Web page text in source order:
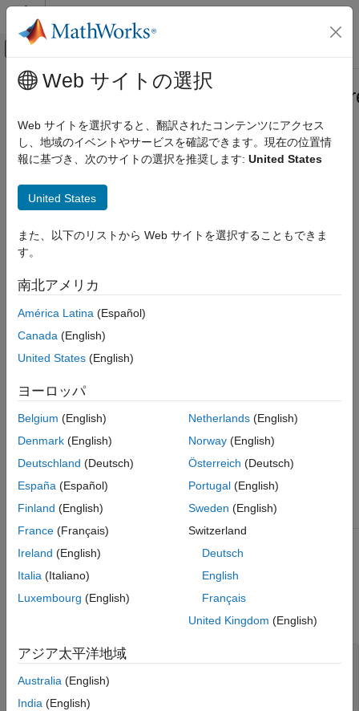
コンテンツへスキップ
オフキャンバス ナビゲーション メ
ドキュメンテーションのホーム
Programming
Classes
Customize Object Display for Classes
Class
ON THIS PAGE
Description
Properties
Version History
See Also
メインコンテンツ
Class
Namespace:matlab.display
Base class for representing compact display of object array
expand all in page
Description
Thematlab.display.CompactDisplayRepresentation
base class of the hierarchy of classes that represent the
compact display of an object array. Its subclasses supports two
types of representations:
ThePlainTextRepresentation
TheDimensionsAndClassNameRepresentationsubclass
name.
Class Attributes
Abstract
For information on class attributes, seeClass Attributes
Properties
Annotation
object array
N-by-1 string array
Web サイトの選択
Web サイトを選択すると、翻訳されたコンテンツにアクセス
し、地域のイベントやサービスを確認できます。現在の位置情
報に基づき、次のサイトの選択を推奨します: United States
United States
また、以下のリストから Web サイトを選択することもできま
す。
南北アメリカ
América Latina (Español)
Canada (English)
United States (English)
ヨーロッパ
Belgium (English)
Denmark (English)
Deutschland (Deutsch)
España (Español)
Finland (English)
France (Français)
Ireland (English)
Italia (Italiano)
Luxembourg (English)
Netherlands(English)
Norway(English)
Österreich (Deutsch)
Portugal(English)
Sweden (English)
Switzerland
Deutsch
English
Français
United Kingdom (English)
アジア太平洋地域
Australia (English)
India (English)